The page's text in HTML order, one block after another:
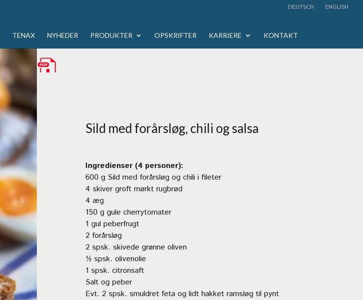
DEUTSCH ENGLISH
TENAX NYHEDER PRODUKTER OPSKRIFTER KARRIERE KONTAKT
Sild med forårsløg, chili og salsa
Ingredienser (4 personer):
600 g Sild med forårsløg og chili i fileter
4 skiver groft mørkt rugbrød
4 æg
150 g gule cherrytomater
1 gul peberfrugt
2 forårsløg
2 spsk. skivede grønne oliven
½ spsk. olivenolie
1 spsk. citronsaft
Salt og peber
Evt. 2 spsk. smuldret feta og lidt hakket ramsløg til pynt